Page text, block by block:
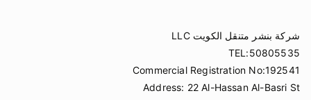
شركة بنشر متنقل الكويت LLC
TEL:50805535
Commercial Registration No:192541
Address: 22 Al-Hassan Al-Basri St